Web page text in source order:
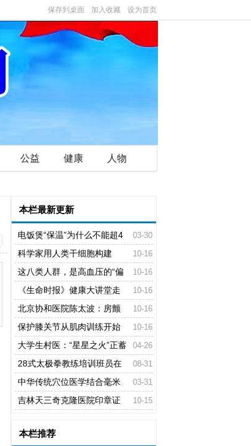
保存到桌面 加入收藏 设为首页
公益 健康 人物
本栏最新更新
03-30
电饭煲“保温”为什么不能超4
小时？很多人可能正在“培养细菌”10-16
科学家用人类干细胞构建
出“类血细胞” 10-16
这八类人群，是高血压的“偏
爱”对象 10-16
《生命时报》健康大讲堂走
进山东聊城 10-16
北京协和医院陈太波：房颤
可治也可防，最可怕的是不知道自
己在房颤
10-16
保护膝关节从肌肉训练开始
04-26
大学生村医：“星星之火”正蓄
势 08-31
28式太极拳教练培训班员在
河北省沧州市举办 03-31
中华传统穴位医学结合毫米
波科技之光为世界抗疫提供中国智
10-15
吉林天三奇克隆医院印章证
本栏推荐